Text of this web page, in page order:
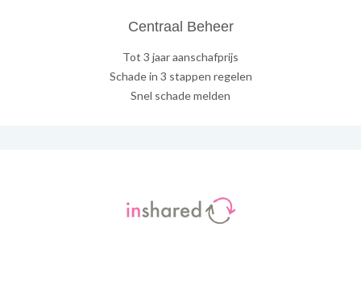
Centraal Beheer
Tot 3 jaar aanschafprijs
Schade in 3 stappen regelen
Snel schade melden